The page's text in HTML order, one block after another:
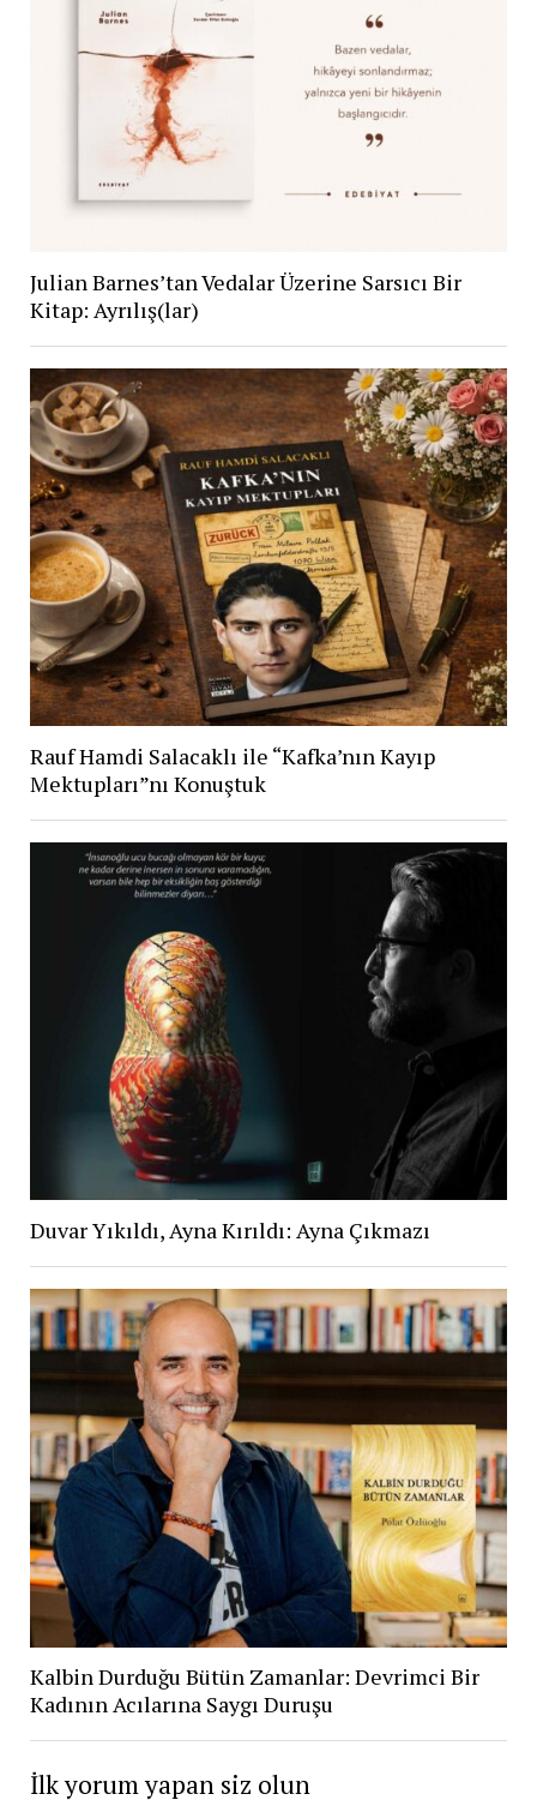
Julian Barnes’tan Vedalar Üzerine Sarsıcı Bir
Kitap: Ayrılış(lar)
Rauf Hamdi Salacaklı ile “Kafka’nın Kayıp
Mektupları”nı Konuştuk
Duvar Yıkıldı, Ayna Kırıldı: Ayna Çıkmazı
Kalbin Durduğu Bütün Zamanlar: Devrimci Bir
Kadının Acılarına Saygı Duruşu
İlk yorum yapan siz olun